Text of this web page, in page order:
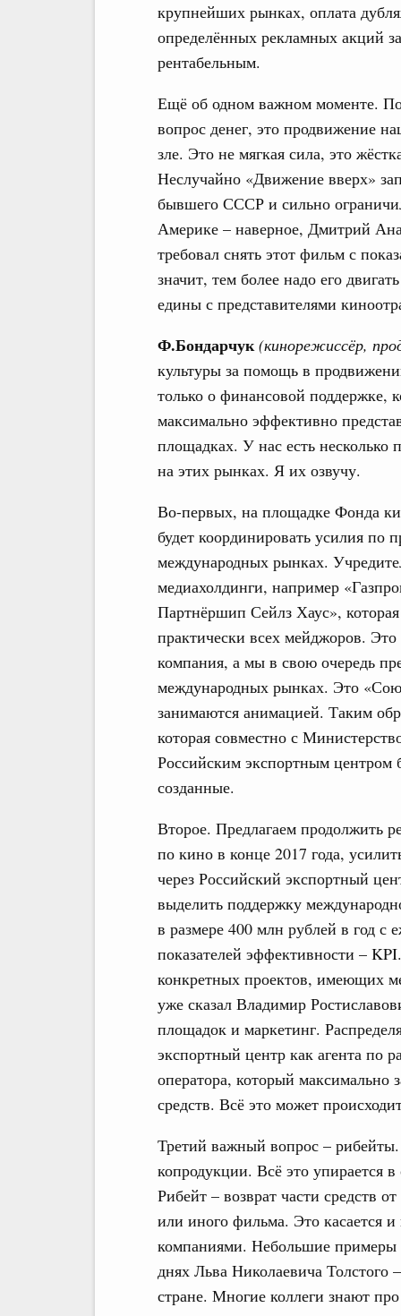
крупнейших рынках, оплата
определённых рекламных акций
рентабельным.
Ещё об одном важном моменте.
вопрос денег, это продвижение
зле. Это не мягкая сила, это
Неслучайно «Движение вверх»
бывшего СССР и сильно
Америке – наверное, Дмитрий
требовал снять этот фильм с
значит, тем более надо его
едины с представителями
Ф.Бондарчук(кинорежиссёр,
культуры за помощь в
только о финансовой поддержке,
максимально эффективно
площадках. У нас есть несколько
на этих рынках. Я их озвучу.
Во-первых, на площадке Фонда
будет координировать усилия по
международных рынках.
медиахолдинги, например
Партнёршип Сейлз Хаус»,
практически всех мейджоров.
компания, а мы в свою очередь
международных рынках. Это
занимаются анимацией. Таким
которая совместно с
Российским экспортным центром
созданные.
Второе. Предлагаем продолжить
по кино в конце 2017 года,
через Российский экспортный
выделить поддержку
в размере 400 млн рублей в год с
показателей эффективности –
конкретных проектов, имеющих
уже сказал Владимир
площадок и маркетинг.
экспортный центр как агента по
оператора, который максимально
средств. Всё это может
Третий важный вопрос –
копродукции. Всё это упирается
Рибейт – возврат части средств
или иного фильма. Это касается
компаниями. Небольшие примеры
днях Льва Николаевича Толстого
стране. Многие коллеги знают